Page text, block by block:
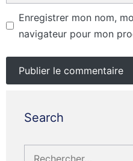
Enregistrer mon nom,
navigateur pour mon
Search